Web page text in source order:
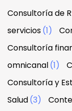
Consultoría de
servicios(1)
Consultoría
omnicanal(1)
Consultoría y
Salud(3)